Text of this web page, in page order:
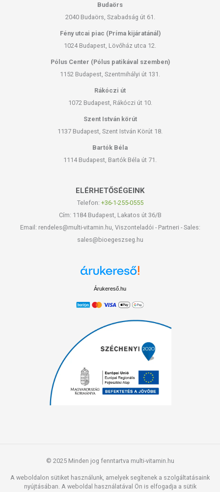
Budaörs
2040 Budaörs, Szabadság út 61.
Fény utcai piac (Príma kijáratánál)
1024 Budapest, Lövőház utca 12.
Pólus Center (Pólus patikával szemben)
1152 Budapest, Szentmihályi út 131.
Rákóczi út
1072 Budapest, Rákóczi út 10.
Szent István körút
1137 Budapest, Szent István Körút 18.
Bartók Béla
1114 Budapest, Bartók Béla út 71.
ELÉRHETŐSÉGEINK
Telefon: +36-1-255-0555
Cím: 1184 Budapest, Lakatos út 36/B
Email: rendeles@multi-vitamin.hu, Viszonteladói - Partneri - Sales:
sales@bioegeszseg.hu
Árukereső.hu
© 2025 Minden jog fenntartva multi-vitamin.hu
A weboldalon sütiket használunk, amelyek segítenek a szolgáltatásaink
nyújtásában. A weboldal használatával Ön is elfogadja a sütik